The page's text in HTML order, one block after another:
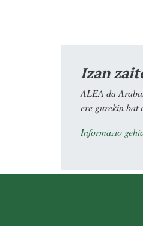
Izan
ALEA da
ere gurekin bat
Informazio